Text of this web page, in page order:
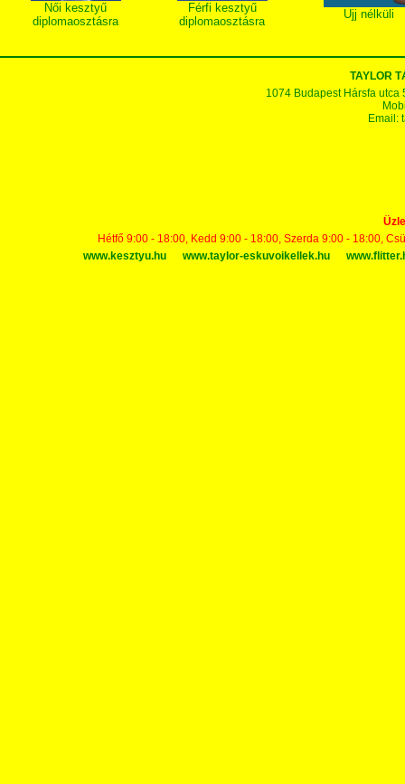
Női kesztyű
diplomaosztásra
Férfi kesztyű
diplomaosztásra
Ujj nélküli
TAYLOR
1074 Budapest Hársfa utca
Email:
Hétfő 9:00 - 18:00, Kedd 9:00 - 18:00, Szerda 9:00 - 18:00,
www.kesztyu.hu
www.taylor-eskuvoikellek.hu